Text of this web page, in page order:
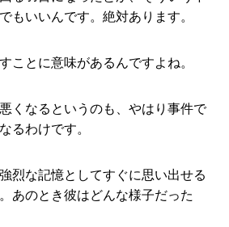
もいいんです。絶対あります。
ことに意味があるんですよね。
くなるというのも、やはり事件で
るわけです。
烈な記憶としてすぐに思い出せる
あのとき彼はどんな様子だった